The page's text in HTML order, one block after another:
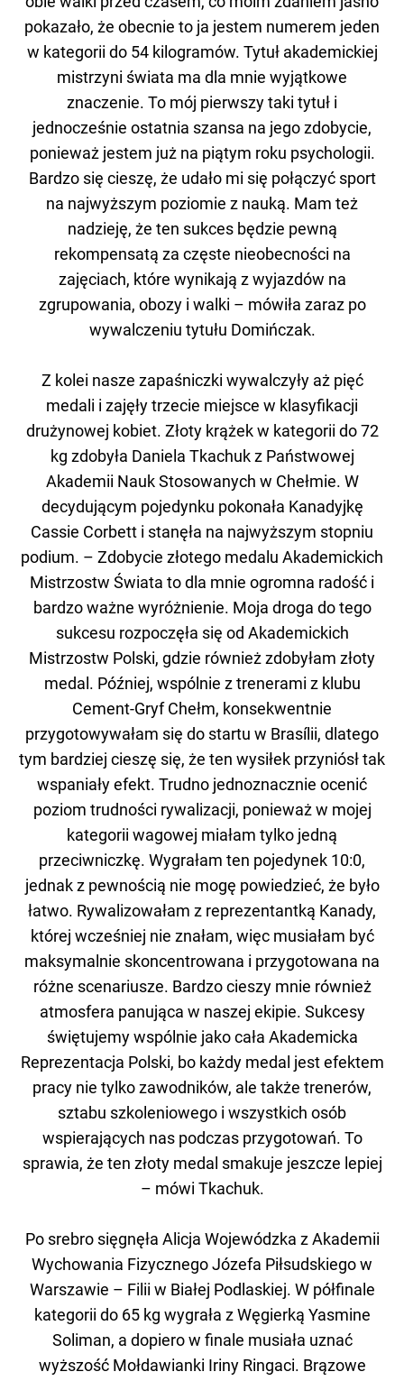
pokazało, że obecnie to ja jestem numerem jeden
w kategorii do 54 kilogramów. Tytuł akademickiej
mistrzyni świata ma dla mnie wyjątkowe
znaczenie. To mój pierwszy taki tytuł i
jednocześnie ostatnia szansa na jego zdobycie,
ponieważ jestem już na piątym roku psychologii.
Bardzo się cieszę, że udało mi się połączyć sport
na najwyższym poziomie z nauką. Mam też
nadzieję, że ten sukces będzie pewną
rekompensatą za częste nieobecności na
zajęciach, które wynikają z wyjazdów na
zgrupowania, obozy i walki – mówiła zaraz po
wywalczeniu tytułu Domińczak.
Z kolei nasze zapaśniczki wywalczyły aż pięć
medali i zajęły trzecie miejsce w klasyfikacji
drużynowej kobiet. Złoty krążek w kategorii do 72
kg zdobyła Daniela Tkachuk z Państwowej
Akademii Nauk Stosowanych w Chełmie. W
decydującym pojedynku pokonała Kanadyjkę
Cassie Corbett i stanęła na najwyższym stopniu
podium. – Zdobycie złotego medalu Akademickich
Mistrzostw Świata to dla mnie ogromna radość i
bardzo ważne wyróżnienie. Moja droga do tego
sukcesu rozpoczęła się od Akademickich
Mistrzostw Polski, gdzie również zdobyłam złoty
medal. Później, wspólnie z trenerami z klubu
Cement-Gryf Chełm, konsekwentnie
przygotowywałam się do startu w Brasílii, dlatego
tym bardziej cieszę się, że ten wysiłek przyniósł tak
wspaniały efekt. Trudno jednoznacznie ocenić
poziom trudności rywalizacji, ponieważ w mojej
kategorii wagowej miałam tylko jedną
przeciwniczkę. Wygrałam ten pojedynek 10:0,
jednak z pewnością nie mogę powiedzieć, że było
łatwo. Rywalizowałam z reprezentantką Kanady,
której wcześniej nie znałam, więc musiałam być
maksymalnie skoncentrowana i przygotowana na
różne scenariusze. Bardzo cieszy mnie również
atmosfera panująca w naszej ekipie. Sukcesy
świętujemy wspólnie jako cała Akademicka
Reprezentacja Polski, bo każdy medal jest efektem
pracy nie tylko zawodników, ale także trenerów,
sztabu szkoleniowego i wszystkich osób
wspierających nas podczas przygotowań. To
sprawia, że ten złoty medal smakuje jeszcze lepiej
– mówi Tkachuk.
Po srebro sięgnęła Alicja Wojewódzka z Akademii
Wychowania Fizycznego Józefa Piłsudskiego w
Warszawie – Filii w Białej Podlaskiej. W półfinale
kategorii do 65 kg wygrała z Węgierką Yasmine
Soliman, a dopiero w finale musiała uznać
wyższość Mołdawianki Iriny Ringaci. Brązowe